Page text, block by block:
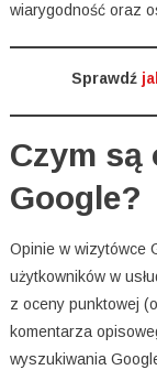
wiarygodność oraz
Sprawdź
Czym są
Google?
Opinie w wizytówce
użytkowników w
z oceny punktowej
komentarza
wyszukiwania